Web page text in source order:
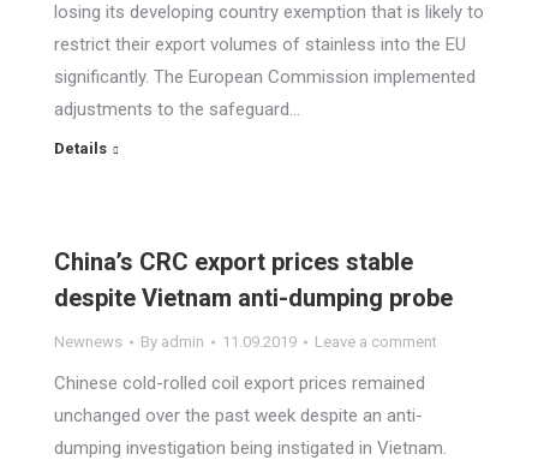
losing its developing country exemption that is likely to
restrict their export volumes of stainless into the EU
significantly. The European Commission implemented
adjustments to the safeguard…
Details
China’s CRC export prices stable
despite Vietnam anti-dumping probe
Newnews By admin 11.09.2019 Leave a comment
Chinese cold-rolled coil export prices remained
unchanged over the past week despite an anti-
dumping investigation being instigated in Vietnam.